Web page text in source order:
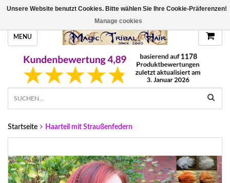
HANDGEFERTIGTE HAARTEILE, DEINE FARBE
MENU
Startseite Haarteil mit Straußenfedern
Unsere Website benutzt Cookies. Bitte wählen Sie Ihre Cookie-Präferenzen!
Manage cookies